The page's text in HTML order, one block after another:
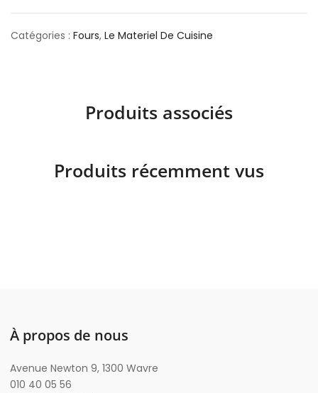
Catégories : Fours, Le Materiel De Cuisine
Produits associés
Produits récemment vus
À propos de nous
Avenue Newton 9, 1300 Wavre
010 40 05 56